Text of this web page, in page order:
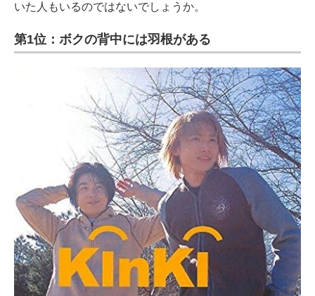
いた人もいるのではないでしょうか。
第1位：ボクの背中には羽根がある